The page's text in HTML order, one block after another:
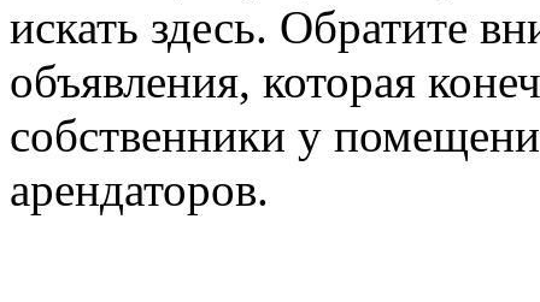
искать здесь. Обратите
объявления, которая
собственники у
арендаторов.